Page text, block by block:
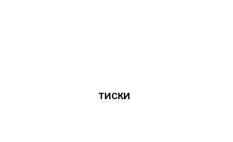
ТИСКИ